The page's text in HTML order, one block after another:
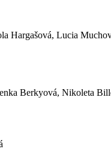
Hargašová, Lucia
Berkyová, Nikoleta